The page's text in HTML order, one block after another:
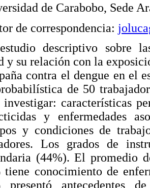
de Carabobo, Sede
de correspondencia:
descriptivo sobre
y su relación con la
contra el dengue en el
de 50
investigar: características
y enfermedades
y condiciones de
Los grados de
(44%). El promedio
tiene conocimiento de
presentó antecedentes